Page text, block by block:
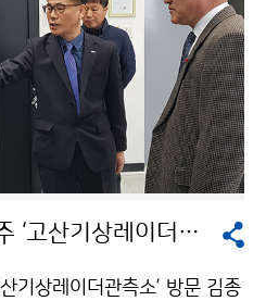
김종석 기상청장, 제주 ‘고산기상레이더관측소’ 방문
기상레이더관측소’ 방문 김종